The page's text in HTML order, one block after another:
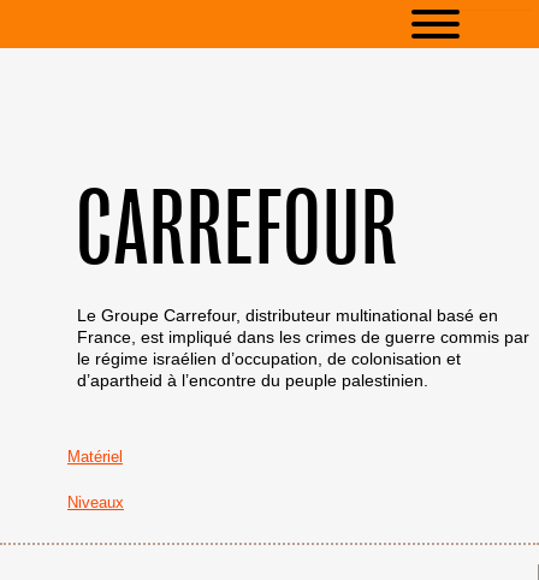
CARREFOUR
Le Groupe Carrefour, distributeur multinational basé en
France, est impliqué dans les crimes de guerre commis par
le régime israélien d’occupation, de colonisation et
d’apartheid à l’encontre du peuple palestinien.
Matériel
Niveaux